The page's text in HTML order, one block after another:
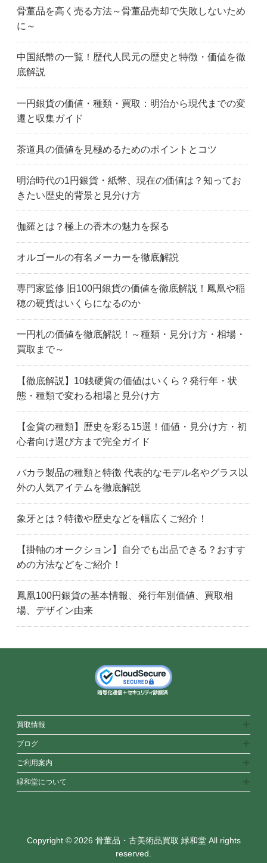
骨董品を高く売る方法～骨董品売却で失敗しないため
に～
中国紙幣の一覧！歴代人民元の歴史と特徴・価値を徹
底解説
一円銀貨の価値・種類・買取：明治から現代までの変
遷と収集ガイド
茶道具の価値を見極めるためのポイントとコツ
明治時代の1円銀貨・紙幣、現在の価値は？知ってお
きたい歴史的背景と見分け方
伽羅とは？極上の香木の魅力を探る
オルゴールの有名メーカーを徹底解説
専門家監修 旧100円銀貨の価値を徹底解説！鳳凰や稲
穂の硬貨はいくらになるのか
一円札の価値を徹底解説！～種類・見分け方・相場・
買取まで～
【徹底解説】10銭硬貨の価値はいくら？発行年・状
態・種類で変わる相場と見分け方
【金貨の種類】歴史を彩る15選！価値・見分け方・初
心者向け選び方まで完全ガイド
バカラ製品の種類と特徴 代表的なモデル名やグラス以
外の人気アイテムを徹底解説
象牙とは？特徴や歴史などを幅広くご紹介！
【掛軸のオークション】自分でも出品できる？おすす
めの方法などをご紹介！
鳳凰100円銀貨の基本情報、発行年別価値、買取相
場、デザイン由来
買取情報
ブログ
ご利用案内
緑和堂について
Copyright © 2026 骨董品・古美術品買取 緑和堂 All rights
reserved.